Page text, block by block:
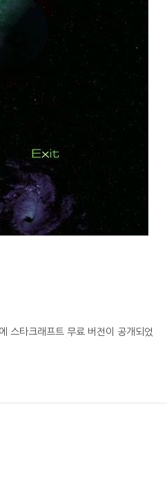
스타크래프트 무료 버전이 공개되었